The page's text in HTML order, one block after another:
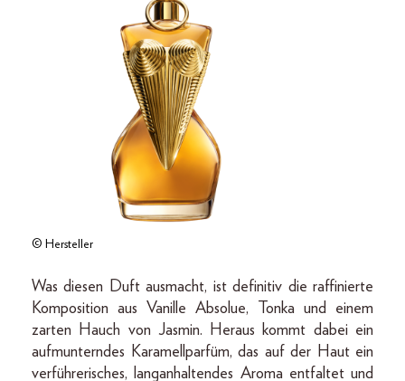
© Hersteller
Was diesen Duft ausmacht, ist definitiv die raffinierte
Komposition aus Vanille Absolue, Tonka und einem
zarten Hauch von Jasmin. Heraus kommt dabei ein
aufmunterndes Karamellparfüm, das auf der Haut ein
verführerisches, langanhaltendes Aroma entfaltet und